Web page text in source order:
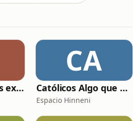
Relatos sexuales explícitos
CA
Católicos Algo que Saber
Espacio Hinneni